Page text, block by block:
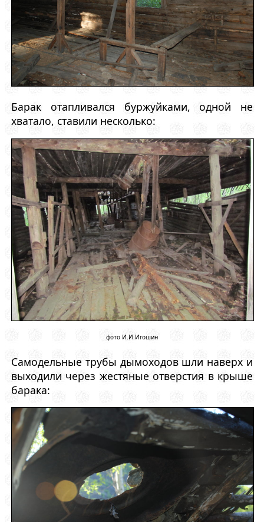
Барак отапливался буржуйками, одной не
хватало, ставили несколько:
фото И.И.Игошин
Самодельные трубы дымоходов шли наверх и
выходили через жестяные отверстия в крыше
барака: